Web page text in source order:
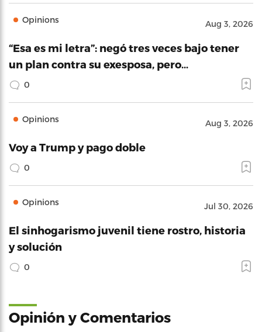
Opinions Aug 3, 2026
“Esa es mi letra”: negó tres veces bajo tener
un plan contra su exesposa, pero…
0
Opinions Aug 3, 2026
Voy a Trump y pago doble
0
Opinions Jul 30, 2026
El sinhogarismo juvenil tiene rostro, historia
y solución
0
Opinión y Comentarios